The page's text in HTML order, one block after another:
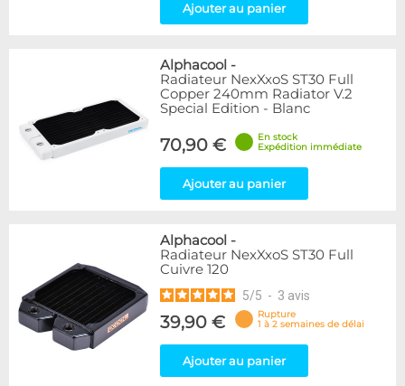
Ajouter au panier
Alphacool -
Radiateur NexXxoS ST30 Full
Copper 240mm Radiator V.2
Special Edition - Blanc
70,90 €
En stock
Expédition immédiate
Ajouter au panier
Alphacool -
Radiateur NexXxoS ST30 Full
Cuivre 120
5/5 - 3 avis
39,90 €
Rupture
1 à 2 semaines de délai
Ajouter au panier